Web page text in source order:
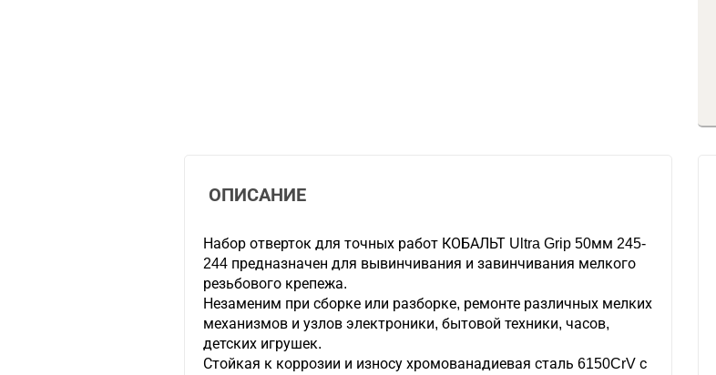
ОПИСАНИЕ
Набор отверток для точных работ КОБАЛЬТ Ultra Grip 50мм 245-
244 предназначен для вывинчивания и завинчивания мелкого
резьбового крепежа.
Незаменим при сборке или разборке, ремонте различных мелких
механизмов и узлов электроники, бытовой техники, часов,
детских игрушек.
Стойкая к коррозии и износу хромованадиевая сталь 6150CrV с